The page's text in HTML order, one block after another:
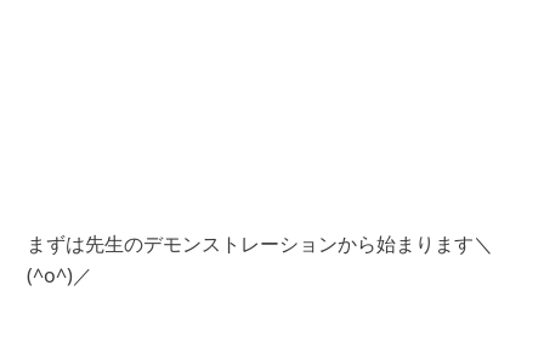
まずは先生のデモンストレーションから始まります＼
(^o^)／